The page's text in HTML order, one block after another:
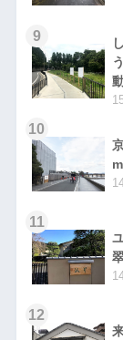
9
10
11
12